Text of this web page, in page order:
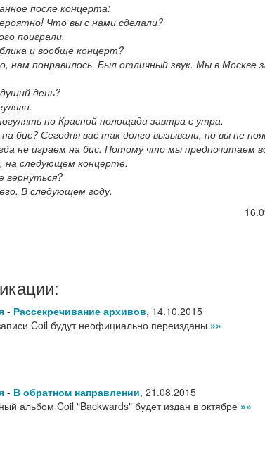
после концерта:
Что вы с нами сделали?
поиграли.
и вообще концерт?
нам понравилось. Был отличный звук. Мы в Москве
день?
по Красной полощади завтра с утра.
бис? Сегодня вас так долго вызывали, но вы не
не играем на бис. Потому что мы предпочитаем
на следующем концерте.
вернуться?
В следующем году.
- Рассекречивание архивов, 14.10.2015
Coil будут неофициально переизданы »»
- В обратном направлении,21.08.2015
альбом Coil "Backwards" будет издан в октябре »»